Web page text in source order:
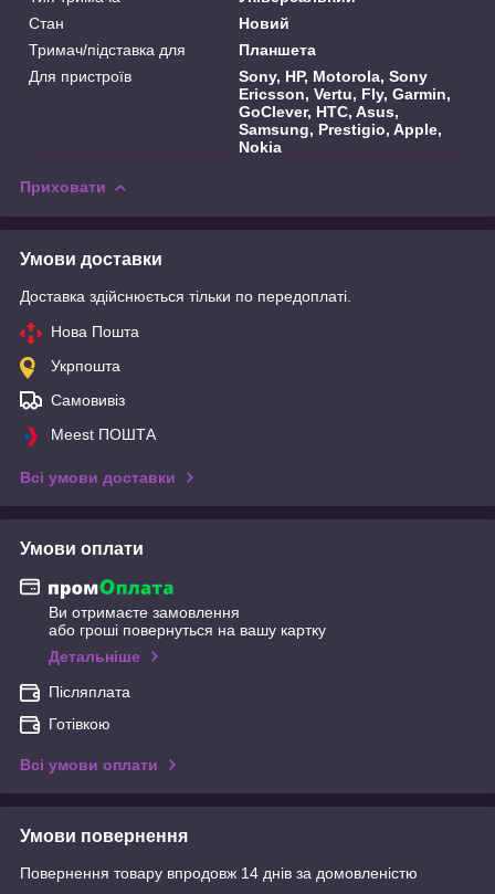
Стан
Новий
Тримач/підставка для
Планшета
Для пристроїв
Sony, HP, Motorola, Sony
Ericsson, Vertu, Fly, Garmin,
GoClever, HTC, Asus,
Samsung, Prestigio, Apple,
Nokia
Приховати
Умови доставки
Доставка здійснюється тільки по передоплаті.
Нова Пошта
Укрпошта
Самовивіз
Meest ПОШТА
Всі умови доставки
Умови оплати
Ви отримаєте замовлення
або гроші повернуться на вашу картку
Детальніше
Післяплата
Готівкою
Всі умови оплати
Умови повернення
Повернення товару впродовж 14 днів за домовленістю